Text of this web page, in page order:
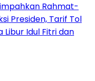
Rahmat-
Presiden, Tarif Tol
Libur Idul Fitri dan